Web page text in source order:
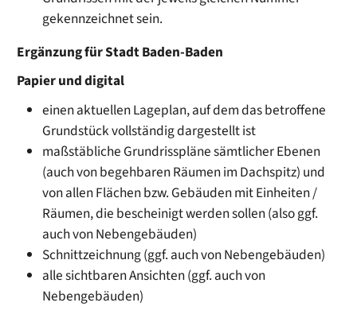
gekennzeichnet sein.
Ergänzung für Stadt Baden-Baden
Papier und digital
einen aktuellen Lageplan, auf dem das betroffene
Grundstück vollständig dargestellt ist
maßstäbliche Grundrisspläne sämtlicher Ebenen
(auch von begehbaren Räumen im Dachspitz) und
von allen Flächen bzw. Gebäuden mit Einheiten /
Räumen, die bescheinigt werden sollen (also ggf.
auch von Nebengebäuden)
Schnittzeichnung (ggf. auch von Nebengebäuden)
alle sichtbaren Ansichten (ggf. auch von
Nebengebäuden)